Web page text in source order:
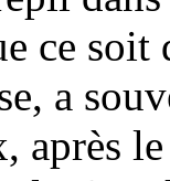
ce
a
après